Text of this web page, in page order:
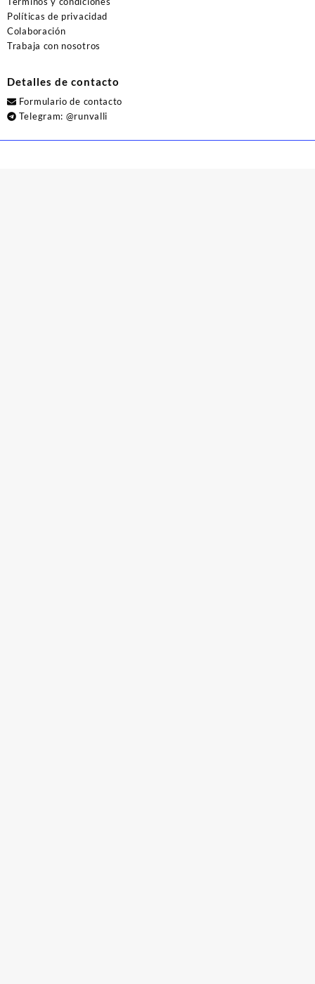
Políticas de privacidad
Colaboración
Trabaja con nosotros
Detalles de contacto
Formulario de contacto
Telegram: @runvalli